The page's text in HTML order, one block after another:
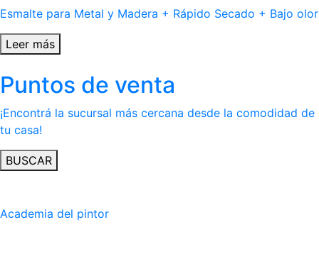
Esmalte para Metal y Madera + Rápido Secado + Bajo olor
Leer más
Puntos de venta
¡Encontrá la sucursal más cercana desde la comodidad de
tu casa!
BUSCAR
Academia del pintor